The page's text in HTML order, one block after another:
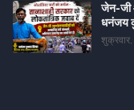
जेन-जी
धनंजय